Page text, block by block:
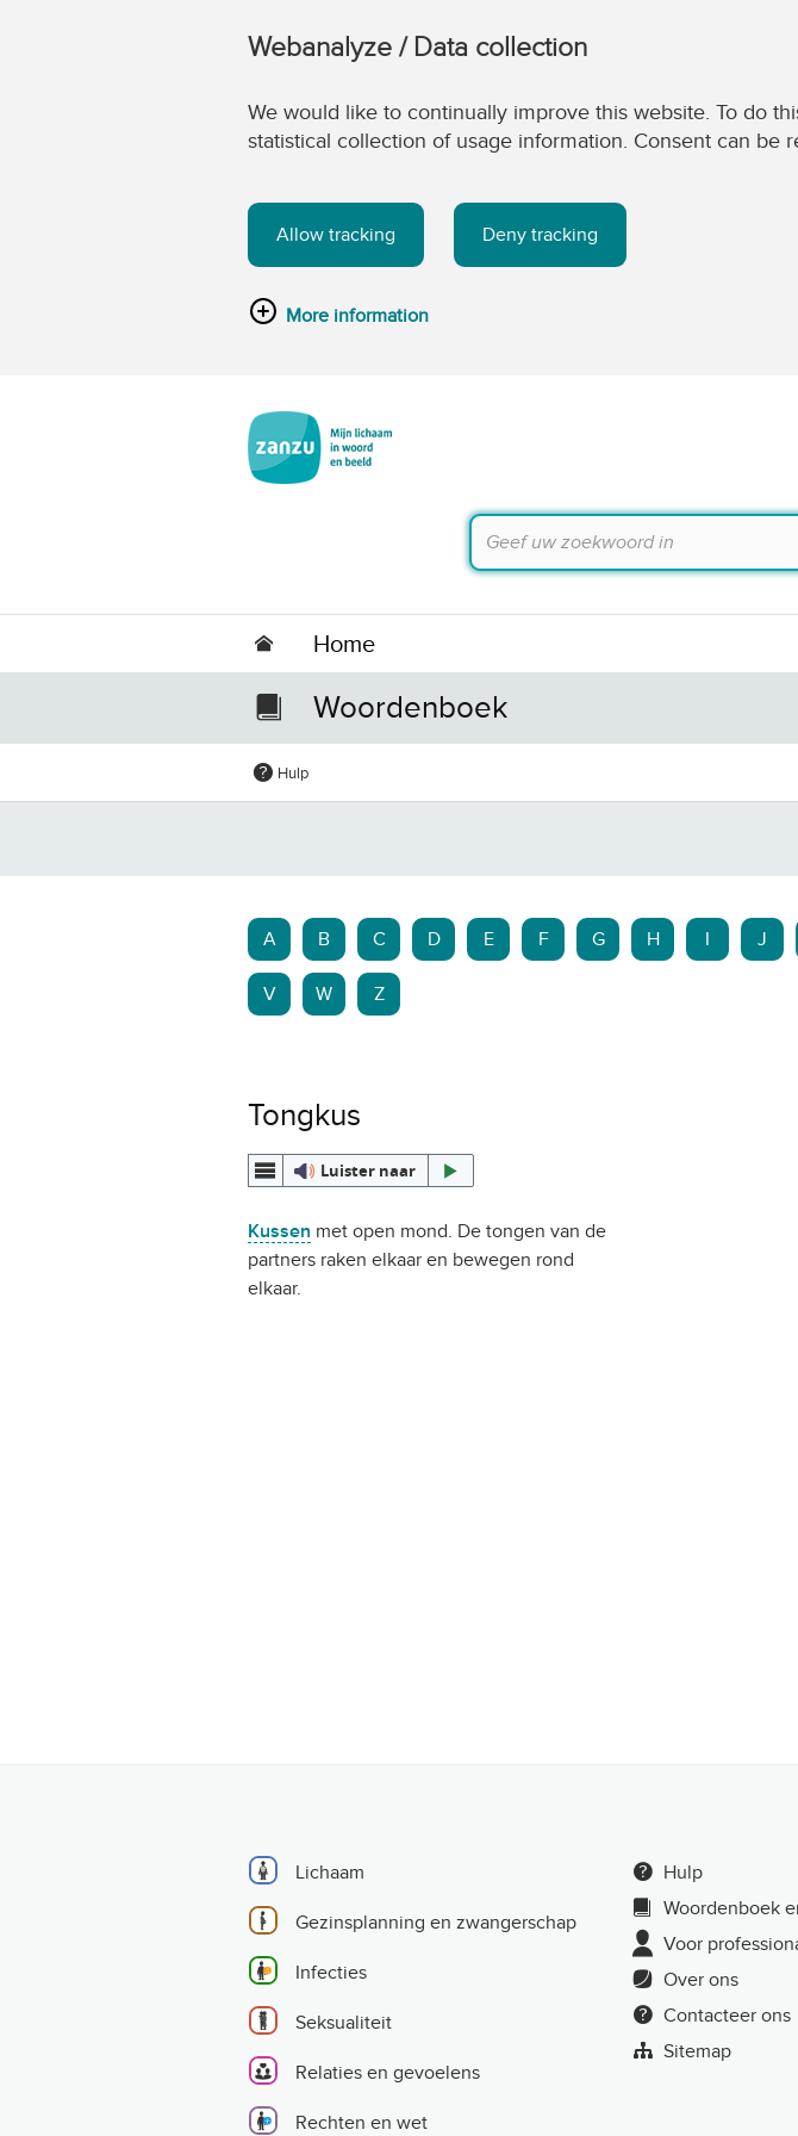
Webanalyze / Data collection
We would like to continually improve this website. To do
statistical collection of usage information. Consent can be
Allow tracking Deny tracking
More information
Home
Woordenboek
Hulp
A B C D E F G H I J
V W Z
Tongkus
Luister naar
Kussen met open mond. De tongen van de
partners raken elkaar en bewegen rond
elkaar.
Lichaam
Gezinsplanning en zwangerschap
Infecties
Seksualiteit
Relaties en gevoelens
Rechten en wet
Hulp
Woordenboek
Voor
Over ons
Contacteer ons
Sitemap